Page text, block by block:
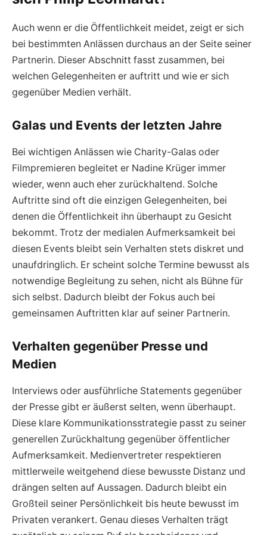
Auch wenn er die Öffentlichkeit meidet, zeigt er sich
bei bestimmten Anlässen durchaus an der Seite seiner
Partnerin. Dieser Abschnitt fasst zusammen, bei
welchen Gelegenheiten er auftritt und wie er sich
gegenüber Medien verhält.
Galas und Events der letzten Jahre
Bei wichtigen Anlässen wie Charity-Galas oder
Filmpremieren begleitet er Nadine Krüger immer
wieder, wenn auch eher zurückhaltend. Solche
Auftritte sind oft die einzigen Gelegenheiten, bei
denen die Öffentlichkeit ihn überhaupt zu Gesicht
bekommt. Trotz der medialen Aufmerksamkeit bei
diesen Events bleibt sein Verhalten stets diskret und
unaufdringlich. Er scheint solche Termine bewusst als
notwendige Begleitung zu sehen, nicht als Bühne für
sich selbst. Dadurch bleibt der Fokus auch bei
gemeinsamen Auftritten klar auf seiner Partnerin.
Verhalten gegenüber Presse und
Medien
Interviews oder ausführliche Statements gegenüber
der Presse gibt er äußerst selten, wenn überhaupt.
Diese klare Kommunikationsstrategie passt zu seiner
generellen Zurückhaltung gegenüber öffentlicher
Aufmerksamkeit. Medienvertreter respektieren
mittlerweile weitgehend diese bewusste Distanz und
drängen selten auf Aussagen. Dadurch bleibt ein
Großteil seiner Persönlichkeit bis heute bewusst im
Privaten verankert. Genau dieses Verhalten trägt